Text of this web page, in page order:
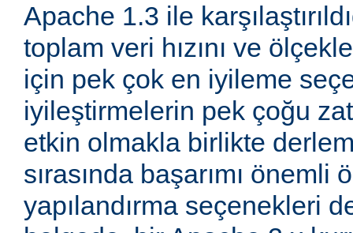
Apache 1.3 ile
toplam veri hızını ve
için pek çok en iyileme
iyileştirmelerin pek çoğu
etkin olmakla birlikte
sırasında başarımı
yapılandırma seçenekleri